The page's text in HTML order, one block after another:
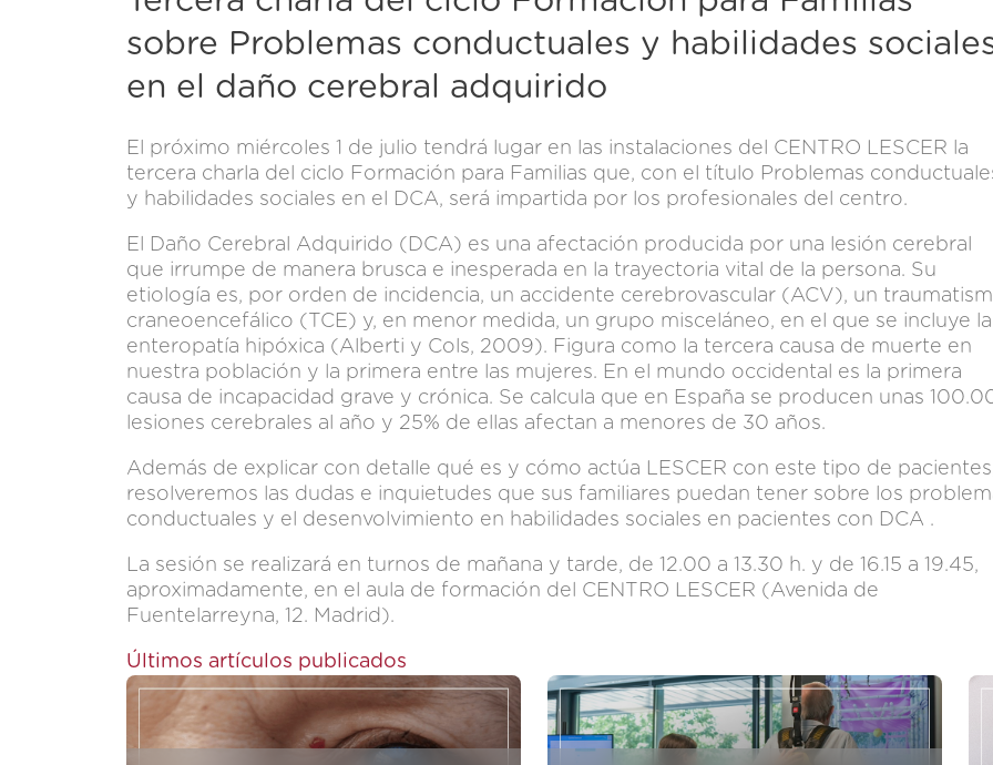
sobre Problemas conductuales y habilidades
en el daño cerebral adquirido
El próximo miércoles 1 de julio tendrá lugar en las instalaciones del CENTRO LESCER la
tercera charla del ciclo Formación para Familias que, con el título Problemas
y habilidades sociales en el DCA, será impartida por los profesionales del centro.
El Daño Cerebral Adquirido (DCA) es una afectación producida por una lesión cerebral
que irrumpe de manera brusca e inesperada en la trayectoria vital de la persona. Su
etiología es, por orden de incidencia, un accidente cerebrovascular (ACV), un
craneoencefálico (TCE) y, en menor medida, un grupo misceláneo, en el que se incluye la
enteropatía hipóxica (Alberti y Cols, 2009). Figura como la tercera causa de muerte en
nuestra población y la primera entre las mujeres. En el mundo occidental es la primera
causa de incapacidad grave y crónica. Se calcula que en España se producen unas
lesiones cerebrales al año y 25% de ellas afectan a menores de 30 años.
Además de explicar con detalle qué es y cómo actúa LESCER con este tipo de
resolveremos las dudas e inquietudes que sus familiares puedan tener sobre los
conductuales y el desenvolvimiento en habilidades sociales en pacientes con DCA .
La sesión se realizará en turnos de mañana y tarde, de 12.00 a 13.30 h. y de 16.15 a 19.45,
aproximadamente, en el aula de formación del CENTRO LESCER (Avenida de
Fuentelarreyna, 12. Madrid).
Últimos artículos publicados